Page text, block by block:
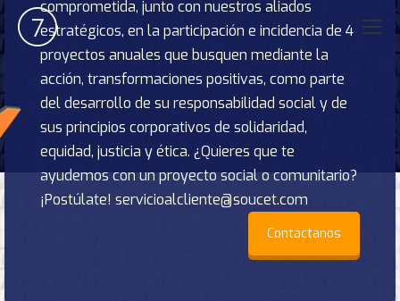
comprometida, junto con nuestros aliados
estratégicos, en la participación e incidencia de 4
proyectos anuales que busquen mediante la
acción, transformaciones positivas, como parte
del desarrollo de su responsabilidad social y de
sus principios corporativos de solidaridad,
equidad, justicia y ética. ¿Quieres que te
ayudemos con un proyecto social o comunitario?
¡Postúlate! servicioalcliente@soucet.com
Contáctanos